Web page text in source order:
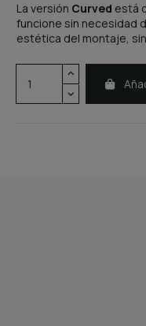
La versión Curved está
funcione sin necesidad
estética del montaje,